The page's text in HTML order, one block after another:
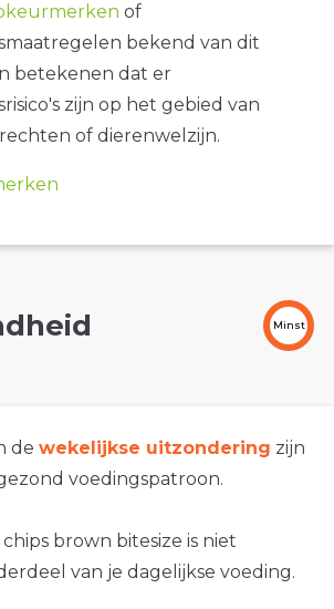
of
bekend van dit
betekenen dat er
zijn op het gebied van
of dierenwelzijn.
Minst
de wekelijkse uitzondering zijn
voedingspatroon.
brown bitesize is niet
van je dagelijkse voeding.